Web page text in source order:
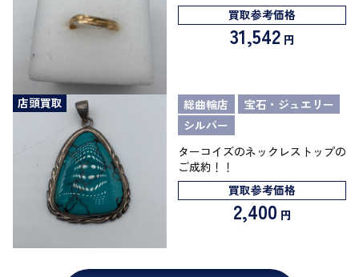
買取参考価格
31,542 円
店頭買取 総曲輪店
宝石・ジュエリー
シルバー
ターコイズのネックレストップの
ご成約！！
買取参考価格
2,400 円